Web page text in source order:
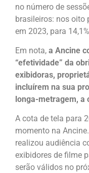
no número de
brasileiros: nos oito
em 2023, para
Em nota, a Ancine
“efetividade” da
exibidoras,
incluírem na sua
longa-metragem, a
A cota de tela para
momento na
realizou audiência
exibidores de filme
serão válidos no